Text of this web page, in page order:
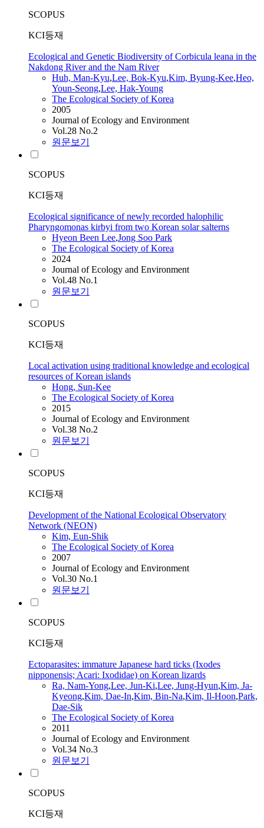
SCOPUS
KCI등재
Ecological and Genetic Biodiversity of Corbicula leana in the
Nakdong River and the Nam River
Huh, Man-Kyu,Lee, Bok-Kyu,Kim, Byung-Kee,Heo,
Youn-Seong,Lee, Hak-Young
The Ecological Society of Korea
2005
Journal of Ecology and Environment
Vol.28 No.2
원문보기
SCOPUS
KCI등재
Ecological significance of newly recorded halophilic
Pharyngomonas kirbyi from two Korean solar salterns
Hyeon Been Lee,Jong Soo Park
The Ecological Society of Korea
2024
Journal of Ecology and Environment
Vol.48 No.1
원문보기
SCOPUS
KCI등재
Local activation using traditional knowledge and ecological
resources of Korean islands
Hong, Sun-Kee
The Ecological Society of Korea
2015
Journal of Ecology and Environment
Vol.38 No.2
원문보기
SCOPUS
KCI등재
Development of the National Ecological Observatory
Network (NEON)
Kim, Eun-Shik
The Ecological Society of Korea
2007
Journal of Ecology and Environment
Vol.30 No.1
원문보기
SCOPUS
KCI등재
Ectoparasites: immature Japanese hard ticks (Ixodes
nipponensis; Acari: Ixodidae) on Korean lizards
Ra, Nam-Yong,Lee, Jun-Ki,Lee, Jung-Hyun,Kim, Ja-
Kyeong,Kim, Dae-In,Kim, Bin-Na,Kim, Il-Hoon,Park,
Dae-Sik
The Ecological Society of Korea
2011
Journal of Ecology and Environment
Vol.34 No.3
원문보기
SCOPUS
KCI등재